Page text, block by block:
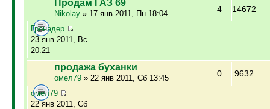
Продам ГАЗ 69
Nikolay» 17 янв 2011, Пн 18:04 4 14672
Гренадер
23 янв 2011, Вс
20:21
продажа буханки
омел79» 22 янв 2011, Сб 13:45 0 9632
омел79
22 янв 2011, Сб